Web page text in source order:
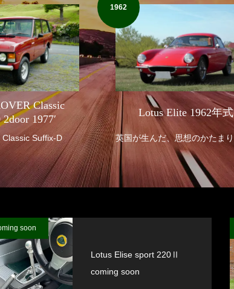
Classic
1977′
1962
Lotus Elite 1962年式
英国が生んだ、思想のかたまり
soon
Lotus Elise sport 220Ⅱ
coming soon